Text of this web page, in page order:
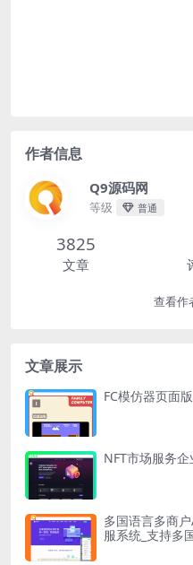
作者信息
Q9源码网
等级 普通
3825
文章
查看作
文章展示
FC模仿器页面
NFT市场服务
多国语言多商
服系统_支持多